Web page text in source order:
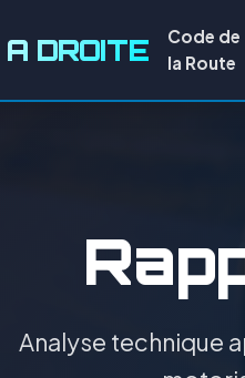
DROITE
Code de
la Route
Analyse technique